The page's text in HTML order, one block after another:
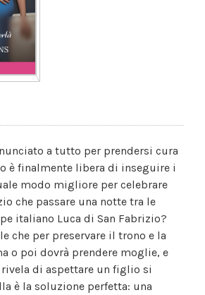
a tutto per prendersi cura
è finalmente libera di inseguire i
modo migliore per celebrare
che passare una notte tra le
italiano Luca di San Fabrizio?
che per preservare il trono e la
o poi dovrà prendere moglie, e
di aspettare un figlio si
è la soluzione perfetta: una